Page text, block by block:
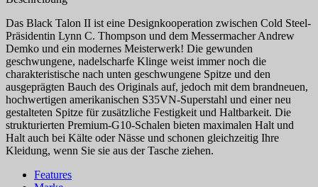
Das Black Talon II ist eine Designkooperation zwischen Cold Steel-
Präsidentin Lynn C. Thompson und dem Messermacher Andrew
Demko und ein modernes Meisterwerk! Die gewunden
geschwungene, nadelscharfe Klinge weist immer noch die
charakteristische nach unten geschwungene Spitze und den
ausgeprägten Bauch des Originals auf, jedoch mit dem brandneuen,
hochwertigen amerikanischen S35VN-Superstahl und einer neu
gestalteten Spitze für zusätzliche Festigkeit und Haltbarkeit. Die
strukturierten Premium-G10-Schalen bieten maximalen Halt und
Halt auch bei Kälte oder Nässe und schonen gleichzeitig Ihre
Kleidung, wenn Sie sie aus der Tasche ziehen.
Features